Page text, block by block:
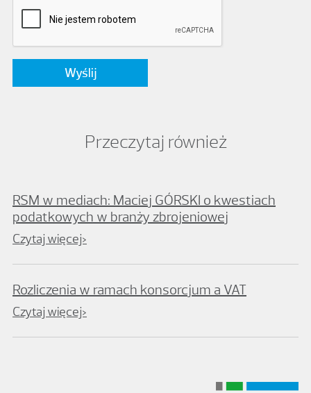
Przeczytaj również
RSM w mediach: Maciej GÓRSKI o kwestiach
podatkowych w branży zbrojeniowej
Czytaj więcej>
Rozliczenia w ramach konsorcjum a VAT
Czytaj więcej>